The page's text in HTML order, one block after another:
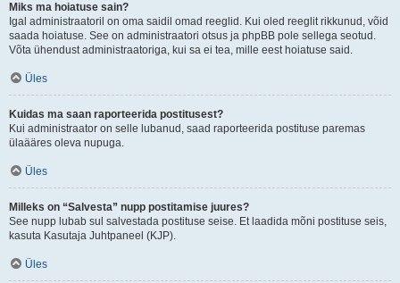
Miks ma hoiatuse sain?
Igal administraatoril on oma saidil omad reeglid. Kui oled reeglit rikkunud, võid
saada hoiatuse. See on administraatori otsus ja phpBB pole sellega seotud.
Võta ühendust administraatoriga, kui sa ei tea, mille eest hoiatuse said.
Üles
Kuidas ma saan raporteerida postitusest?
Kui administraator on selle lubanud, saad raporteerida postituse paremas
ülaääres oleva nupuga.
Üles
Milleks on “Salvesta” nupp postitamise juures?
See nupp lubab sul salvestada postituse seise. Et laadida mõni postituse seis,
kasuta Kasutaja Juhtpaneel (KJP).
Üles